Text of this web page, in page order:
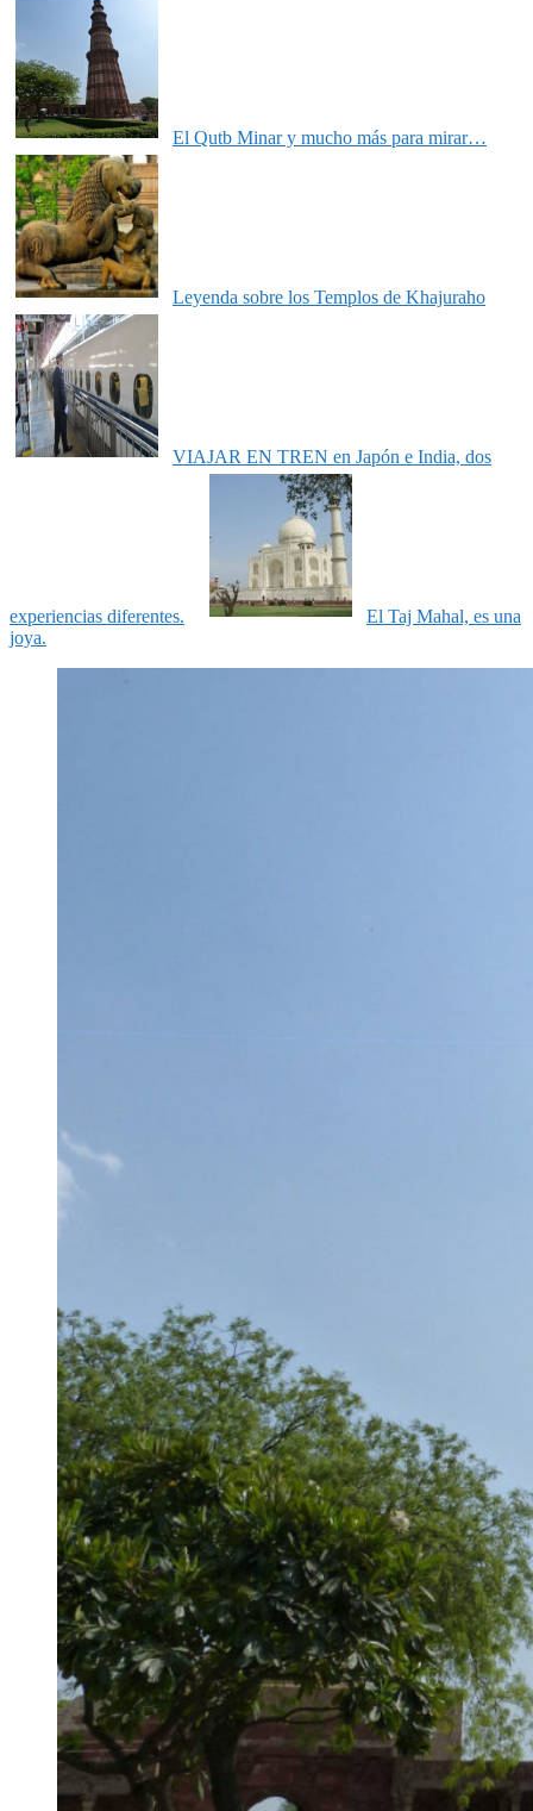
El Qutb Minar y mucho más para mirar…
Leyenda sobre los Templos de Khajuraho
VIAJAR EN TREN en Japón e India, dos
experiencias diferentes.
El Taj Mahal, es una
joya.